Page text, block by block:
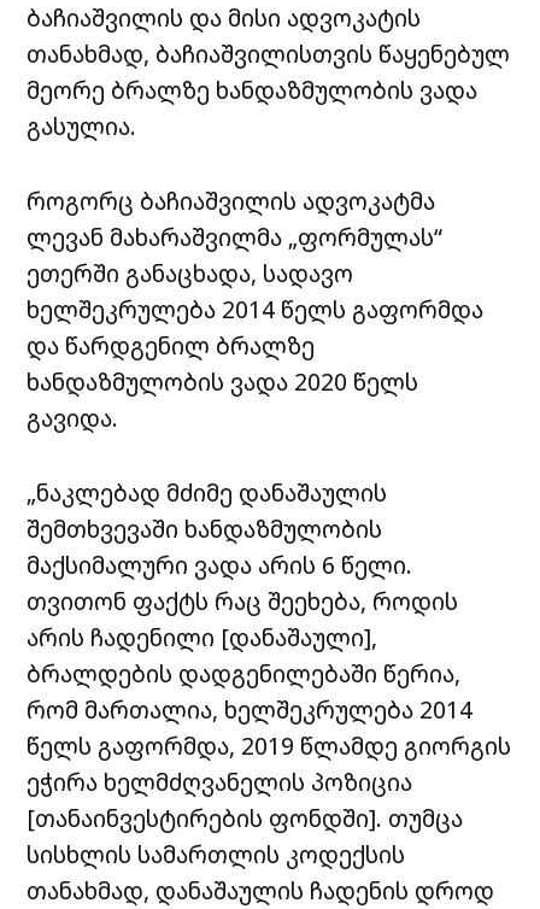
ბაჩიაშვილის და მისი ადვოკატის
თანახმად, ბაჩიაშვილისთვის წაყენებულ
მეორე ბრალზე ხანდაზმულობის ვადა
გასულია.
როგორც ბაჩიაშვილის ადვოკატმა
ლევან მახარაშვილმა „ფორმულას“
ეთერში განაცხადა, სადავო
ხელშეკრულება 2014 წელს გაფორმდა
და წარდგენილ ბრალზე
ხანდაზმულობის ვადა 2020 წელს
გავიდა.
„ნაკლებად მძიმე დანაშაულის
შემთხვევაში ხანდაზმულობის
მაქსიმალური ვადა არის 6 წელი.
თვითონ ფაქტს რაც შეეხება, როდის
არის ჩადენილი [დანაშაული],
ბრალდების დადგენილებაში წერია,
რომ მართალია, ხელშეკრულება 2014
წელს გაფორმდა, 2019 წლამდე გიორგის
ეჭირა ხელმძღვანელის პოზიცია
[თანაინვესტირების ფონდში]. თუმცა
სისხლის სამართლის კოდექსის
თანახმად, დანაშაულის ჩადენის დროდ